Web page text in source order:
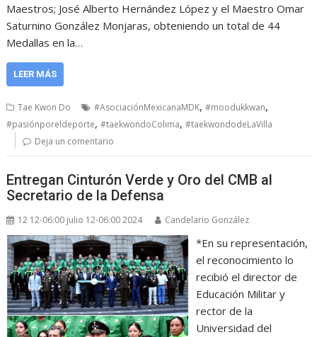
Maestros; José Alberto Hernández López y el Maestro Omar
Saturnino González Monjaras, obteniendo un total de 44
Medallas en la…
LEER MÁS
Tae Kwon Do #AsociaciónMexicanaMDK,#moodukkwan,
#pasiónporeldeporte,#taekwondoColima,#taekwondodeLaVilla
Deja un comentario
Entregan Cinturón Verde y Oro del CMB al
Secretario de la Defensa
12 12-06:00 julio 12-06:00 2024 Candelario González
*En su representación,
el reconocimiento lo
recibió el director de
Educación Militar y
rector de la
Universidad del